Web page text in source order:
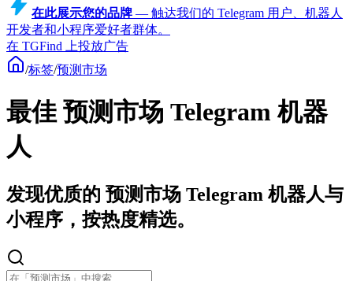
在此展示您的品牌 — 触达我们的 Telegram 用户、机器人
开发者和小程序爱好者群体。
在 TGFind 上投放广告
/标签/预测市场
最佳 预测市场 Telegram 机器
人
发现优质的 预测市场 Telegram 机器人与
小程序，按热度精选。